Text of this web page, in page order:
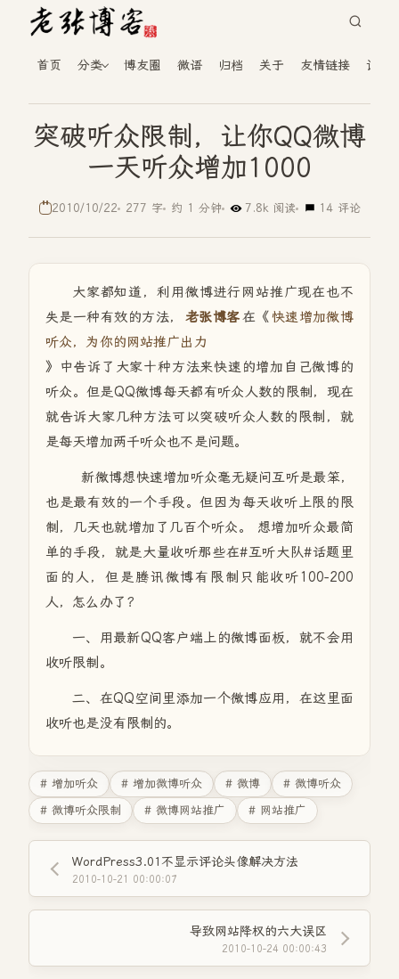
首页 分类 博友圈 微语 归档 关于 友情链接 读者
突破听众限制，让你QQ微博
一天听众增加1000
2010/10/22 277 字 约 1 分钟 7.8k 阅读 14 评论
大家都知道，利用微博进行网站推广现在也不
失是一种有效的方法，
老张博客在《快速增加微博
听众，为你的网站推广出力
》中告诉了大家十种方法来快速的增加自己微博的
听众。但是QQ微博每天都有听众人数的限制，现在
就告诉大家几种方法可以突破听众人数的限制，就
是每天增加两千听众也不是问题。
新微博想快速增加听众毫无疑问互听是最笨，
也是最有效的一个手段。但因为每天收听上限的限
制，几天也就增加了几百个听众。 想增加听众最简
单的手段，就是大量收听那些在#互听大队#话题里
面的人，但是腾讯微博有限制只能收听100-200
人，怎么办了？
一、用最新QQ客户端上的微博面板，就不会用
收听限制。
二、在QQ空间里添加一个微博应用，在这里面
收听也是没有限制的。
# 增加听众 # 增加微博听众 # 微博
# 微博听众
# 微博听众限制
# 微博网站推广 # 网站推广
WordPress3.01不显示评论头像解决方法
2010-10-21 00:00:07
导致网站降权的六大误区
2010-10-24 00:00:43